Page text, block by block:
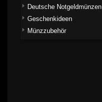
Deutsche Notgeldmünzen
Geschenkideen
Münzzubehör